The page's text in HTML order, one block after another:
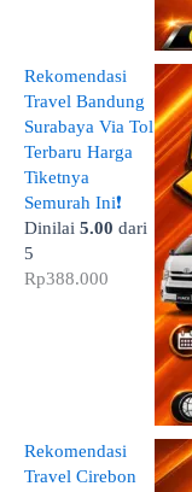
Rekomendasi
Travel Bandung
Surabaya Via Tol
Terbaru Harga
Tiketnya
Semurah Ini❗
Dinilai 5.00 dari
5
Rp388.000
Rekomendasi
Travel Cirebon